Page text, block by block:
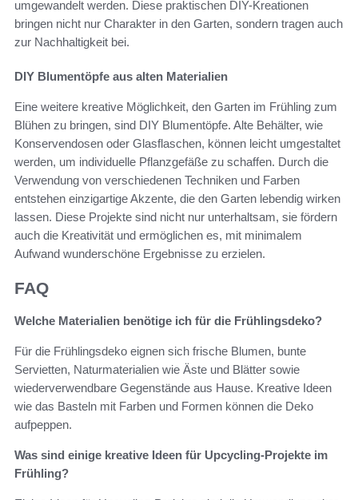
umgewandelt werden. Diese praktischen DIY-Kreationen
bringen nicht nur Charakter in den Garten, sondern tragen auch
zur Nachhaltigkeit bei.
DIY Blumentöpfe aus alten Materialien
Eine weitere kreative Möglichkeit, den Garten im Frühling zum
Blühen zu bringen, sind DIY Blumentöpfe. Alte Behälter, wie
Konservendosen oder Glasflaschen, können leicht umgestaltet
werden, um individuelle Pflanzgefäße zu schaffen. Durch die
Verwendung von verschiedenen Techniken und Farben
entstehen einzigartige Akzente, die den Garten lebendig wirken
lassen. Diese Projekte sind nicht nur unterhaltsam, sie fördern
auch die Kreativität und ermöglichen es, mit minimalem
Aufwand wunderschöne Ergebnisse zu erzielen.
FAQ
Welche Materialien benötige ich für die Frühlingsdeko?
Für die Frühlingsdeko eignen sich frische Blumen, bunte
Servietten, Naturmaterialien wie Äste und Blätter sowie
wiederverwendbare Gegenstände aus Hause. Kreative Ideen
wie das Basteln mit Farben und Formen können die Deko
aufpeppen.
Was sind einige kreative Ideen für Upcycling-Projekte im
Frühling?